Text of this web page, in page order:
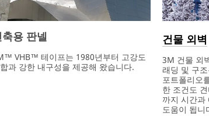
축용 판넬
VHB™ 테이프는 1980년부터 고강도
과 강한 내구성을 제공해 왔습니다.
건물 외벽
3M 건물 외
래딩 및 구
포트폴리오
한 조건도
까지 시간과
도움이 됩니